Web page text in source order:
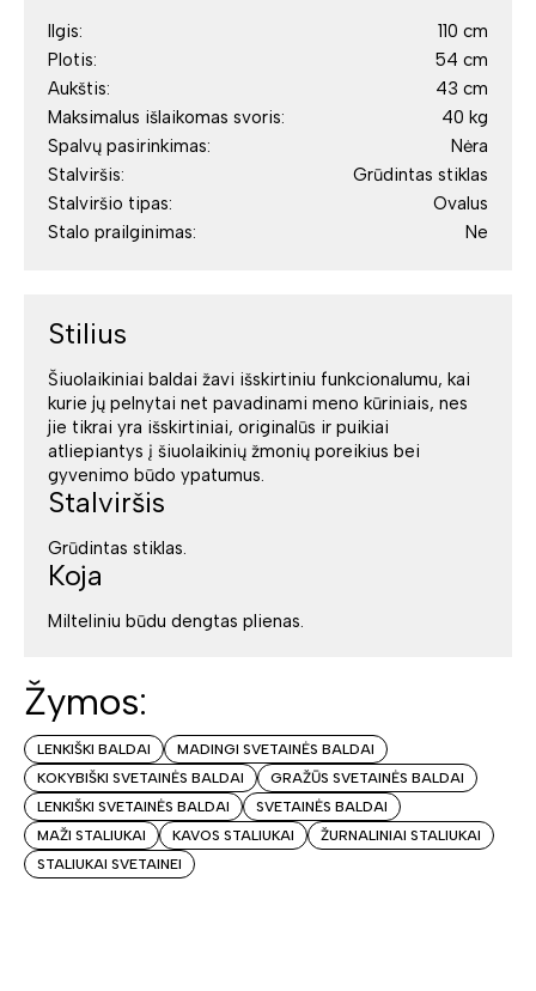
Ilgis:
110 cm
Plotis:
54 cm
Aukštis:
43 cm
Maksimalus išlaikomas svoris:
40 kg
Spalvų pasirinkimas:
Nėra
Stalviršis:
Grūdintas stiklas
Stalviršio tipas:
Ovalus
Stalo prailginimas:
Ne
Stilius
Šiuolaikiniai baldai žavi išskirtiniu funkcionalumu, kai
kurie jų pelnytai net pavadinami meno kūriniais, nes
jie tikrai yra išskirtiniai, originalūs ir puikiai
atliepiantys į šiuolaikinių žmonių poreikius bei
gyvenimo būdo ypatumus.
Stalviršis
Grūdintas stiklas.
Koja
Milteliniu būdu dengtas plienas.
Žymos:
LENKIŠKI BALDAI
MADINGI SVETAINĖS BALDAI
KOKYBIŠKI SVETAINĖS BALDAI
GRAŽŪS SVETAINĖS BALDAI
LENKIŠKI SVETAINĖS BALDAI
SVETAINĖS BALDAI
MAŽI STALIUKAI
KAVOS STALIUKAI
ŽURNALINIAI STALIUKAI
STALIUKAI SVETAINEI